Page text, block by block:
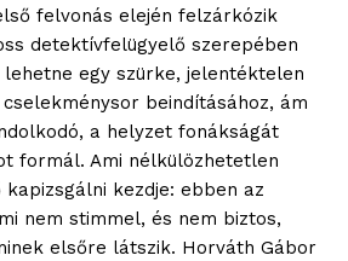
felvonás elején felzárkózik
detektívfelügyelő szerepében
lehetne egy szürke, jelentéktelen
beindításához, ám
a helyzet fonákságát
formál. Ami nélkülözhetetlen
kapizsgálni kezdje: ebben az
nem stimmel, és nem biztos,
elsőre látszik. Horváth Gábor